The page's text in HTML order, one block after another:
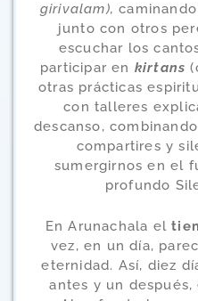
girivalam),
junto con otros
escuchar los
participar en kirtans
otras prácticas
con talleres
descanso,
compartires y
sumergirnos en el
profundo
En Arunachala el
vez, en un día,
eternidad. Así, diez
antes y un